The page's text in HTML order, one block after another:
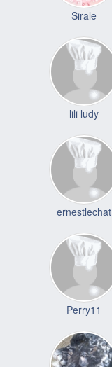
Sirale
lili ludy
ernestlechat
Perry11